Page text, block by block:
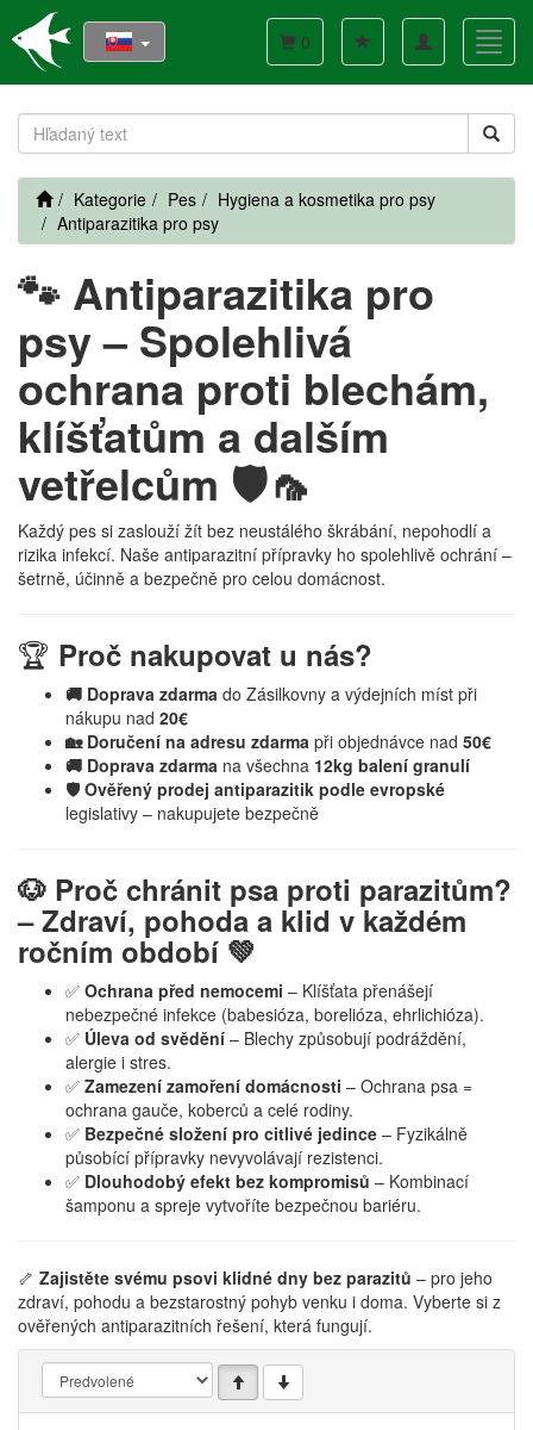
Toggle
navigation
0
Kategorie Pes
Hygiena a kosmetika pro psy
Antiparazitika pro psy
🐾 Antiparazitika pro
psy – Spolehlivá
ochrana proti blechám,
klíšťatům a dalším
vetřelcům 🛡️🦟
Každý pes si zaslouží žít bez neustálého škrábání, nepohodlí a
rizika infekcí. Naše antiparazitní přípravky ho spolehlivě ochrání –
šetrně, účinně a bezpečně pro celou domácnost.
🏆 Proč nakupovat u nás?
🚚 Doprava zdarma do Zásilkovny a výdejních míst při
nákupu nad 20€
🏡 Doručení na adresu zdarma při objednávce nad 50€
🚚 Doprava zdarma na všechna 12kg balení granulí
🛡️ Ověřený prodej antiparazitik podle evropské
legislativy – nakupujete bezpečně
🐶 Proč chránit psa proti parazitům?
– Zdraví, pohoda a klid v každém
ročním období 💚
✅ Ochrana před nemocemi – Klíšťata přenášejí
nebezpečné infekce (babesióza, borelióza, ehrlichióza).
✅ Úleva od svědění – Blechy způsobují podráždění,
alergie i stres.
✅ Zamezení zamoření domácnosti – Ochrana psa =
ochrana gauče, koberců a celé rodiny.
✅ Bezpečné složení pro citlivé jedince – Fyzikálně
působící přípravky nevyvolávají rezistenci.
✅ Dlouhodobý efekt bez kompromisů – Kombinací
šamponu a spreje vytvoříte bezpečnou bariéru.
🦴 Zajistěte svému psovi klidné dny bez parazitů – pro jeho
zdraví, pohodu a bezstarostný pohyb venku i doma. Vyberte si z
ověřených antiparazitních řešení, která fungují.